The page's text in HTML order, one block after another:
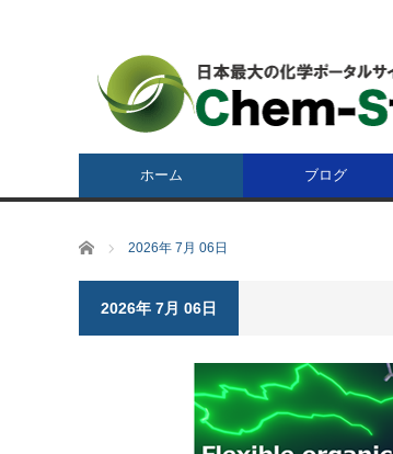
ホーム ブログ
ホーム 2026年 7月 06日
2026年 7月 06日